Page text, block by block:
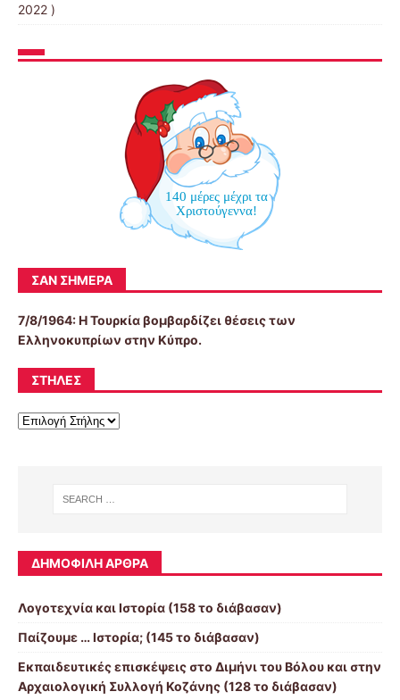
2022 )
140 μέρες μέχρι τα
Χριστούγεννα!
ΣΑΝ ΣΉΜΕΡΑ
7/8/1964: Η Τουρκία βομβαρδίζει θέσεις των
Ελληνοκυπρίων στην Κύπρο.
ΣΤΉΛΕΣ
ΔΗΜΟΦΙΛΉ ΆΡΘΡΑ
Λογοτεχνία και Ιστορία (158 το διάβασαν)
Παίζουμε … Ιστορία; (145 το διάβασαν)
Εκπαιδευτικές επισκέψεις στο Διμήνι του Βόλου και στην
Αρχαιολογική Συλλογή Κοζάνης (128 το διάβασαν)